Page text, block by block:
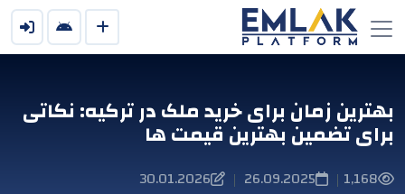
بهترین زمان برای خرید ملک در ترکیه: نکاتی
برای تضمین بهترین قیمت ها
1,168
|
26.09.2025
|
30.01.2026